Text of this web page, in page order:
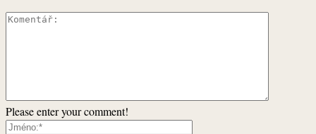
Please enter your comment!